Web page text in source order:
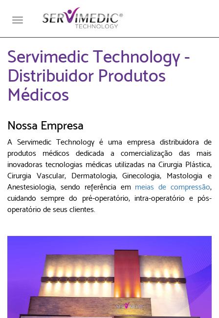
Toggle
Servimedic Technology -
Distribuidor Produtos
Médicos
Nossa Empresa
A Servimedic Technology é uma empresa distribuidora de
produtos médicos dedicada a comercialização das mais
inovadoras tecnologias médicas utilizadas na Cirurgia Plástica,
Cirurgia Vascular, Dermatologia, Ginecologia, Mastologia e
Anestesiologia, sendo referência em meias de compressão,
cuidando sempre do pré-operatório, intra-operatório e pós-
operatório de seus clientes.